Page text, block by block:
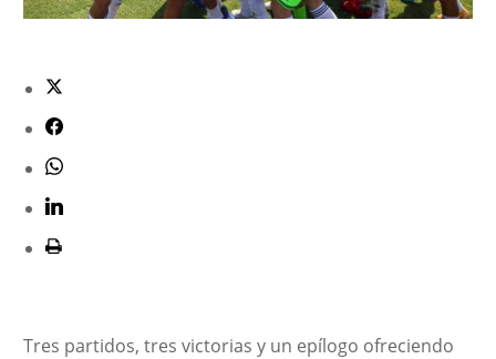
Tres partidos, tres victorias y un epílogo ofreciendo